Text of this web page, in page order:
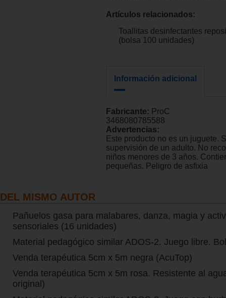
Artículos relacionados:
Toallitas desinfectantes
(bolsa 100 unidades)
Información adicional
Fabricante: ProC
3468080785588
Advertencias:
Este producto no es un juguete.
supervisión de un adulto. No
niños menores de 3 años.
pequeñas. Peligro de asfixia
DEL MISMO AUTOR
Pañuelos gasa para malabares, danza, magia y
sensoriales (16 unidades)
Material pedagógico similar ADOS-2. Juego libre.
Venda terapéutica 5cm x 5m negra (AcuTop)
Venda terapéutica 5cm x 5m rosa. Resistente al
original)